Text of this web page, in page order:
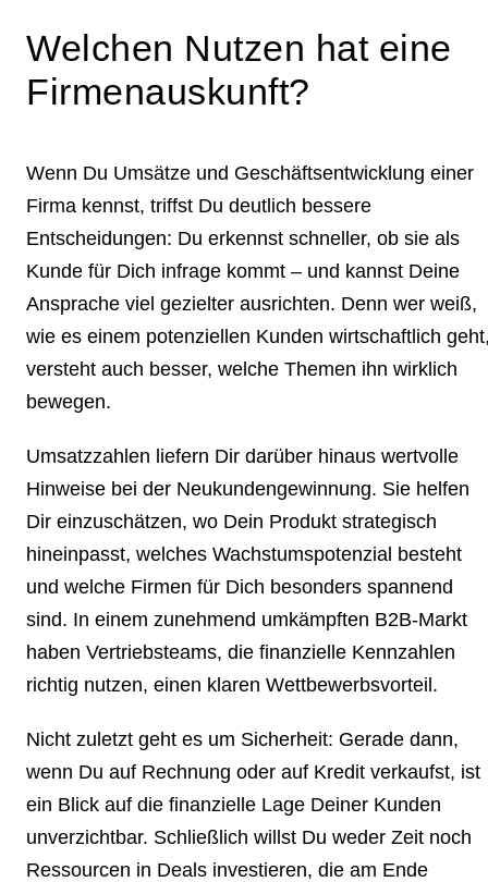
Welchen Nutzen hat eine
Firmenauskunft?
Wenn Du Umsätze und Geschäftsentwicklung einer
Firma kennst, triffst Du deutlich bessere
Entscheidungen: Du erkennst schneller, ob sie als
Kunde für Dich infrage kommt – und kannst Deine
Ansprache viel gezielter ausrichten. Denn wer weiß,
wie es einem potenziellen Kunden wirtschaftlich
versteht auch besser, welche Themen ihn wirklich
bewegen.
Umsatzzahlen liefern Dir darüber hinaus wertvolle
Hinweise bei der Neukundengewinnung. Sie helfen
Dir einzuschätzen, wo Dein Produkt strategisch
hineinpasst, welches Wachstumspotenzial besteht
und welche Firmen für Dich besonders spannend
sind. In einem zunehmend umkämpften B2B-Markt
haben Vertriebsteams, die finanzielle Kennzahlen
richtig nutzen, einen klaren Wettbewerbsvorteil.
Nicht zuletzt geht es um Sicherheit: Gerade dann,
wenn Du auf Rechnung oder auf Kredit verkaufst, ist
ein Blick auf die finanzielle Lage Deiner Kunden
unverzichtbar. Schließlich willst Du weder Zeit noch
Ressourcen in Deals investieren, die am Ende